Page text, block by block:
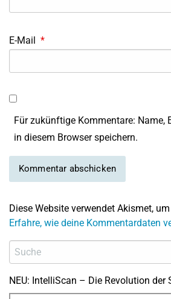
E-Mail *
Für zukünftige Kommentare: Name,
in diesem Browser speichern.
Diese Website verwendet Akismet,
Erfahre, wie deine Kommentardaten
NEU: IntelliScan – Die Revolution der